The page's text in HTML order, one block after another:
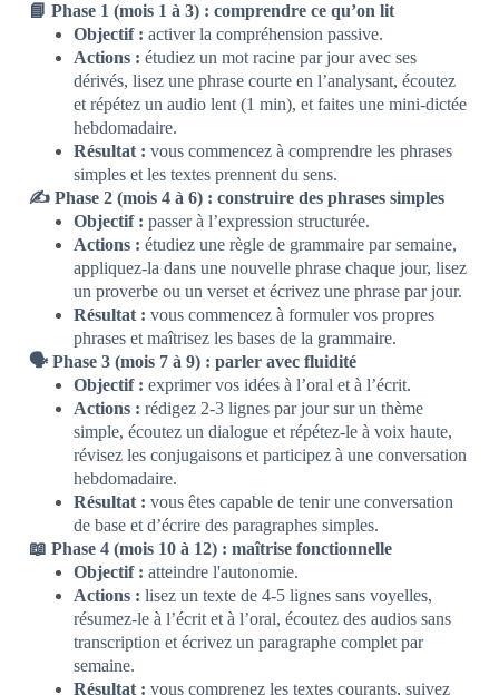
📘 Phase 1 (mois 1 à 3) : comprendre ce qu’on lit
Objectif : activer la compréhension passive.
Actions : étudiez un mot racine par jour avec ses
dérivés, lisez une phrase courte en l’analysant, écoutez
et répétez un audio lent (1 min), et faites une mini-dictée
hebdomadaire.
Résultat : vous commencez à comprendre les phrases
simples et les textes prennent du sens.
✍️ Phase 2 (mois 4 à 6) : construire des phrases simples
Objectif : passer à l’expression structurée.
Actions : étudiez une règle de grammaire par semaine,
appliquez-la dans une nouvelle phrase chaque jour, lisez
un proverbe ou un verset et écrivez une phrase par jour.
Résultat : vous commencez à formuler vos propres
phrases et maîtrisez les bases de la grammaire.
🗣️ Phase 3 (mois 7 à 9) : parler avec fluidité
Objectif : exprimer vos idées à l’oral et à l’écrit.
Actions : rédigez 2-3 lignes par jour sur un thème
simple, écoutez un dialogue et répétez-le à voix haute,
révisez les conjugaisons et participez à une conversation
hebdomadaire.
Résultat : vous êtes capable de tenir une conversation
de base et d’écrire des paragraphes simples.
📖 Phase 4 (mois 10 à 12) : maîtrise fonctionnelle
Objectif : atteindre l'autonomie.
Actions : lisez un texte de 4-5 lignes sans voyelles,
résumez-le à l’écrit et à l’oral, écoutez des audios sans
transcription et écrivez un paragraphe complet par
semaine.
Résultat : vous comprenez les textes courants, suivez